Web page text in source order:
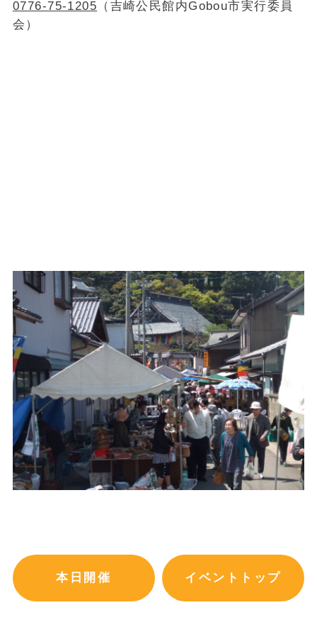
0776-75-1205 （吉崎公民館内Gobou市実行委員
会）
本日開催 イベントトップ